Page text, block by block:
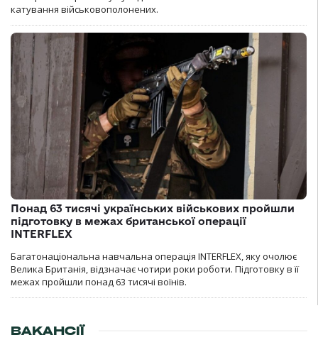
катування військовополонених.
Понад 63 тисячі українських військових пройшли
підготовку в межах британської операції
INTERFLEX
Багатонаціональна навчальна операція INTERFLEX, яку очолює
Велика Британія, відзначає чотири роки роботи. Підготовку в її
межах пройшли понад 63 тисячі воїнів.
ВАКАНСІЇ